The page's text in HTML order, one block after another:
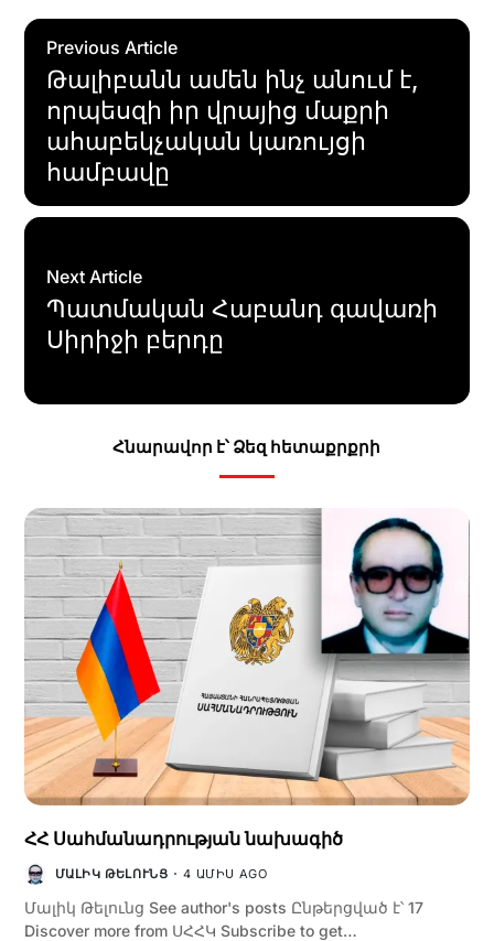
Previous Article
Թալիբանն ամեն ինչ անում է,
որպեսզի իր վրայից մաքրի
ահաբեկչական կառույցի
համբավը
Next Article
Պատմական Հաբանդ գավառի
Սիրիջի բերդը
Հնարավոր է՝ Ձեզ հետաքրքրի
ՀՀ ­Սահ­մա­նադ­րութ­յան նա­խա­գիծ
ՄԱԼԻԿ ԹԵԼՈՒՆՑ 4 ԱՄԻՍ AGO
Մալիկ Թելունց See author's posts Ընթերցված է՝ 17
Discover more from ՍՀՀԿ Subscribe to get…